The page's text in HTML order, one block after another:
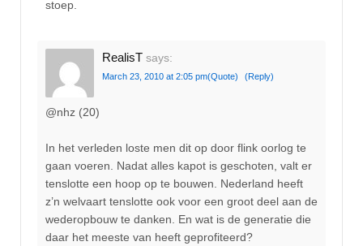
stoep.
RealisT says:
March 23, 2010 at 2:05 pm(Quote) (Reply)
@nhz (20)
In het verleden loste men dit op door flink oorlog te
gaan voeren. Nadat alles kapot is geschoten, valt er
tenslotte een hoop op te bouwen. Nederland heeft
z’n welvaart tenslotte ook voor een groot deel aan de
wederopbouw te danken. En wat is de generatie die
daar het meeste van heeft geprofiteerd?